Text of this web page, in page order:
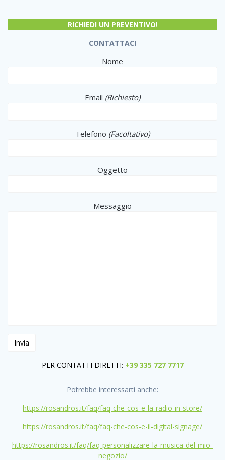
RICHIEDI UN PREVENTIVO!
CONTATTACI
Nome
Email (Richiesto)
Telefono (Facoltativo)
Oggetto
Messaggio
PER CONTATTI DIRETTI: +39 335 727 7717
Potrebbe interessarti anche:
https://rosandros.it/faq/faq-che-cos-e-la-radio-in-store/
https://rosandros.it/faq/faq-che-cos-e-il-digital-signage/
https://rosandros.it/faq/faq-personalizzare-la-musica-del-mio-
negozio/